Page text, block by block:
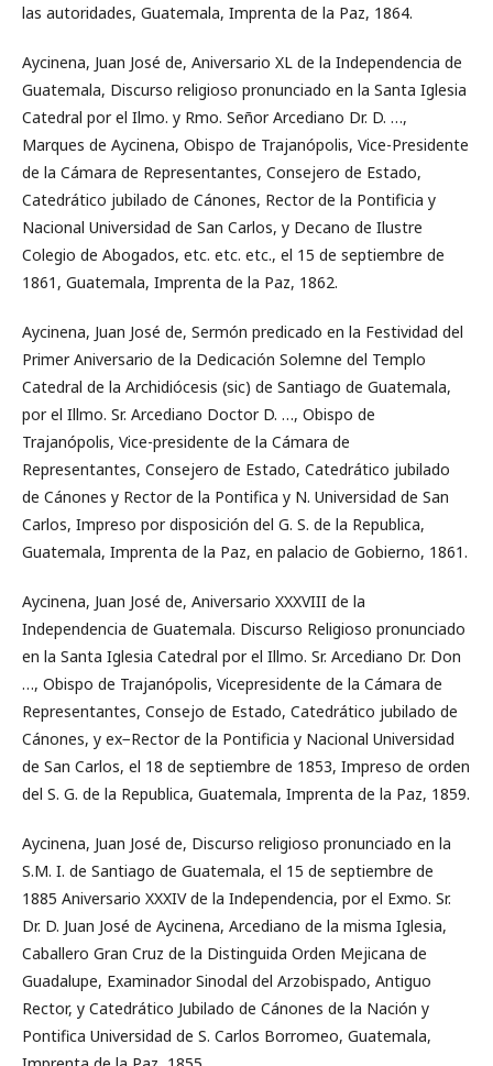
las autoridades, Guatemala, Imprenta de la Paz, 1864.
Aycinena, Juan José de, Aniversario XL de la Independencia de
Guatemala, Discurso religioso pronunciado en la Santa Iglesia
Catedral por el Ilmo. y Rmo. Señor Arcediano Dr. D. …,
Marques de Aycinena, Obispo de Trajanópolis, Vice-Presidente
de la Cámara de Representantes, Consejero de Estado,
Catedrático jubilado de Cánones, Rector de la Pontificia y
Nacional Universidad de San Carlos, y Decano de Ilustre
Colegio de Abogados, etc. etc. etc., el 15 de septiembre de
1861, Guatemala, Imprenta de la Paz, 1862.
Aycinena, Juan José de, Sermón predicado en la Festividad del
Primer Aniversario de la Dedicación Solemne del Templo
Catedral de la Archidiócesis (sic) de Santiago de Guatemala,
por el Illmo. Sr. Arcediano Doctor D. …, Obispo de
Trajanópolis, Vice-presidente de la Cámara de
Representantes, Consejero de Estado, Catedrático jubilado
de Cánones y Rector de la Pontifica y N. Universidad de San
Carlos, Impreso por disposición del G. S. de la Republica,
Guatemala, Imprenta de la Paz, en palacio de Gobierno, 1861.
Aycinena, Juan José de, Aniversario XXXVIII de la
Independencia de Guatemala. Discurso Religioso pronunciado
en la Santa Iglesia Catedral por el Illmo. Sr. Arcediano Dr. Don
…, Obispo de Trajanópolis, Vicepresidente de la Cámara de
Representantes, Consejo de Estado, Catedrático jubilado de
Cánones, y ex−Rector de la Pontificia y Nacional Universidad
de San Carlos, el 18 de septiembre de 1853, Impreso de orden
del S. G. de la Republica, Guatemala, Imprenta de la Paz, 1859.
Aycinena, Juan José de, Discurso religioso pronunciado en la
S.M. I. de Santiago de Guatemala, el 15 de septiembre de
1885 Aniversario XXXIV de la Independencia, por el Exmo. Sr.
Dr. D. Juan José de Aycinena, Arcediano de la misma Iglesia,
Caballero Gran Cruz de la Distinguida Orden Mejicana de
Guadalupe, Examinador Sinodal del Arzobispado, Antiguo
Rector, y Catedrático Jubilado de Cánones de la Nación y
Pontifica Universidad de S. Carlos Borromeo, Guatemala,